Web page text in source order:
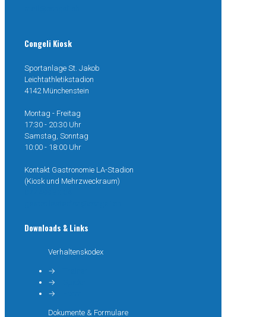
Congeli Kiosk
Sportanlage St. Jakob
Leichtathletikstadion
4142 Münchenstein
Montag - Freitag
17:30 - 20:30 Uhr
Samstag, Sonntag
10:00 - 18:00 Uhr
Kontakt Gastronomie LA-Stadion
(Kiosk und Mehrzweckraum)
Downloads & Links
Verhaltenskodex
→
→
→
Dokumente & Formulare